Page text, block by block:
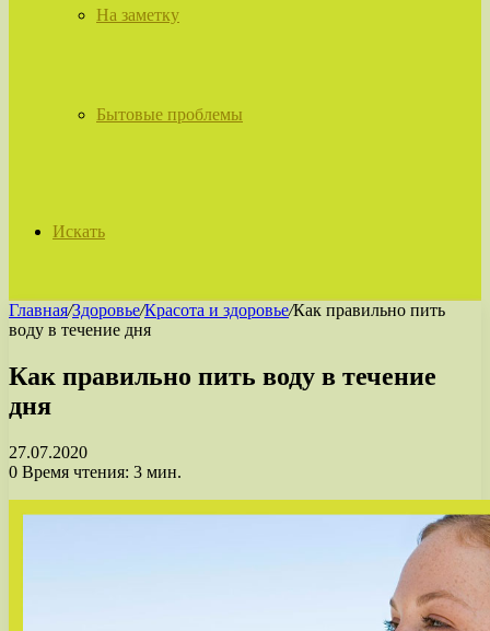
На заметку
Бытовые проблемы
Искать
Главная/Здоровье/Красота и здоровье/Как правильно пить
воду в течение дня
Как правильно пить воду в течение
дня
27.07.2020
0 Время чтения: 3 мин.